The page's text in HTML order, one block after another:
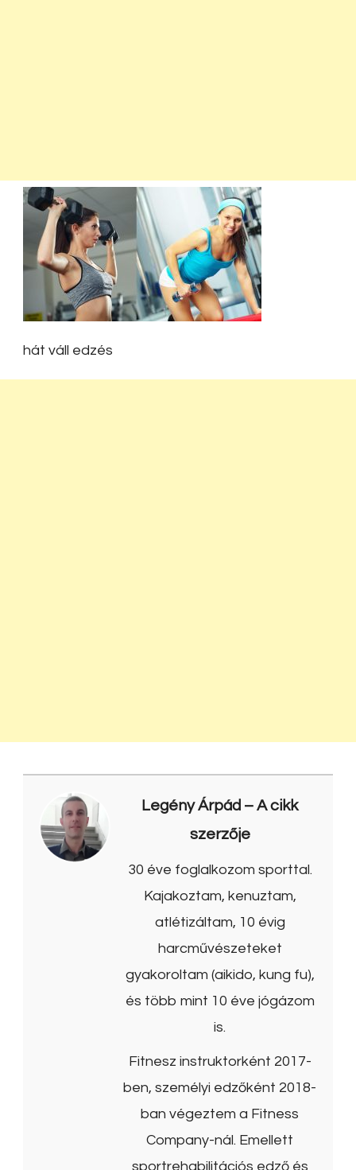
hát váll edzés
Legény Árpád – A cikk
szerzője
30 éve foglalkozom sporttal.
Kajakoztam, kenuztam,
atlétizáltam, 10 évig
harcművészeteket
gyakoroltam (aikido, kung fu),
és több mint 10 éve jógázom
is.
Fitnesz instruktorként 2017-
ben, személyi edzőként 2018-
ban végeztem a Fitness
Company-nál. Emellett
sportrehabilitációs edző és